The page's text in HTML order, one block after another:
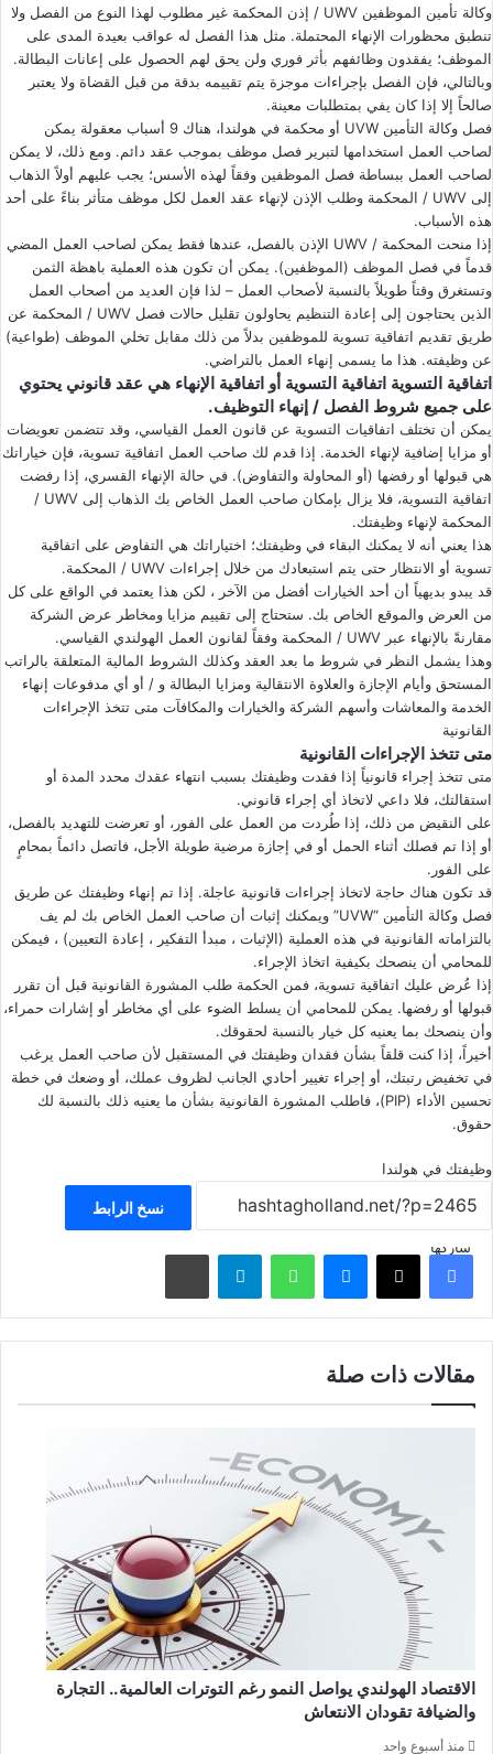
وكالة تأمين الموظفين UWV / إذن المحكمة غير مطلوب لهذا النوع من الفصل ولا
تنطبق محظورات الإنهاء المحتملة. مثل هذا الفصل له عواقب بعيدة المدى على
الموظف؛ يفقدون وظائفهم بأثر فوري ولن يحق لهم الحصول على إعانات البطالة.
وبالتالي، فإن الفصل بإجراءات موجزة يتم تقييمه بدقة من قبل القضاة ولا يعتبر
صالحاً إلا إذا كان يفي بمتطلبات معينة.
فصل وكالة التأمين UVW أو محكمة في هولندا، هناك 9 أسباب معقولة يمكن
لصاحب العمل استخدامها لتبرير فصل موظف بموجب عقد دائم. ومع ذلك، لا يمكن
لصاحب العمل ببساطة فصل الموظفين وفقاً لهذه الأسس؛ يجب عليهم أولاً الذهاب
إلى UWV / المحكمة وطلب الإذن لإنهاء عقد العمل لكل موظف متأثر بناءً على أحد
هذه الأسباب.
إذا منحت المحكمة / UWV الإذن بالفصل، عندها فقط يمكن لصاحب العمل المضي
قدماً في فصل الموظف (الموظفين). يمكن أن تكون هذه العملية باهظة الثمن
وتستغرق وقتاً طويلاً بالنسبة لأصحاب العمل – لذا فإن العديد من أصحاب العمل
الذين يحتاجون إلى إعادة التنظيم يحاولون تقليل حالات فصل UWV / المحكمة عن
طريق تقديم اتفاقية تسوية للموظفين بدلاً من ذلك مقابل تخلي الموظف (طواعية)
عن وظيفته. هذا ما يسمى إنهاء العمل بالتراضي.
اتفاقية التسوية اتفاقية التسوية أو اتفاقية الإنهاء هي عقد قانوني يحتوي
على جميع شروط الفصل / إنهاء التوظيف.
يمكن أن تختلف اتفاقيات التسوية عن قانون العمل القياسي، وقد تتضمن تعويضات
أو مزايا إضافية لإنهاء الخدمة. إذا قدم لك صاحب العمل اتفاقية تسوية، فإن خياراتك
هي قبولها أو رفضها (أو المحاولة والتفاوض). في حالة الإنهاء القسري، إذا رفضت
اتفاقية التسوية، فلا يزال بإمكان صاحب العمل الخاص بك الذهاب إلى UWV /
المحكمة لإنهاء وظيفتك.
هذا يعني أنه لا يمكنك البقاء في وظيفتك؛ اختياراتك هي التفاوض على اتفاقية
تسوية أو الانتظار حتى يتم استبعادك من خلال إجراءات UWV / المحكمة.
قد يبدو بديهياً أن أحد الخيارات أفضل من الآخر ، لكن هذا يعتمد في الواقع على كل
من العرض والموقع الخاص بك. ستحتاج إلى تقييم مزايا ومخاطر عرض الشركة
مقارنةً بالإنهاء عبر UWV / المحكمة وفقاً لقانون العمل الهولندي القياسي.
وهذا يشمل النظر في شروط ما بعد العقد وكذلك الشروط المالية المتعلقة بالراتب
المستحق وأيام الإجازة والعلاوة الانتقالية ومزايا البطالة و / أو أي مدفوعات إنهاء
الخدمة والمعاشات وأسهم الشركة والخيارات والمكافآت متى تتخذ الإجراءات
القانونية
متى تتخذ الإجراءات القانونية
متى تتخذ إجراء قانونياً إذا فقدت وظيفتك بسبب انتهاء عقدك محدد المدة أو
استقالتك، فلا داعي لاتخاذ أي إجراء قانوني.
على النقيض من ذلك، إذا طُردت من العمل على الفور، أو تعرضت للتهديد بالفصل،
أو إذا تم فصلك أثناء الحمل أو في إجازة مرضية طويلة الأجل، فاتصل دائماً بمحامٍ
على الفور.
قد تكون هناك حاجة لاتخاذ إجراءات قانونية عاجلة. إذا تم إنهاء وظيفتك عن طريق
فصل وكالة التأمين “UVW” ويمكنك إثبات أن صاحب العمل الخاص بك لم يف
بالتزاماته القانونية في هذه العملية (الإثبات ، مبدأ التفكير ، إعادة التعيين) ، فيمكن
للمحامي أن ينصحك بكيفية اتخاذ الإجراء.
إذا عُرض عليك اتفاقية تسوية، فمن الحكمة طلب المشورة القانونية قبل أن تقرر
قبولها أو رفضها. يمكن للمحامي أن يسلط الضوء على أي مخاطر أو إشارات حمراء،
وأن ينصحك بما يعنيه كل خيار بالنسبة لحقوقك.
أخيراً، إذا كنت قلقاً بشأن فقدان وظيفتك في المستقبل لأن صاحب العمل يرغب
في تخفيض رتبتك، أو إجراء تغيير أحادي الجانب لظروف عملك، أو وضعك في خطة
تحسين الأداء (PIP)، فاطلب المشورة القانونية بشأن ما يعنيه ذلك بالنسبة لك
حقوق.
وظيفتك في هولندا
نسخ الرابط
شاركهافيسبوك ‫X ماسنجر واتساب تيلقرام مشاركة عبر البريد
مقالات ذات صلة
الاقتصاد الهولندي يواصل النمو رغم التوترات العالمية.. التجارة
والضيافة تقودان الانتعاش
منذ أسبوع واحد